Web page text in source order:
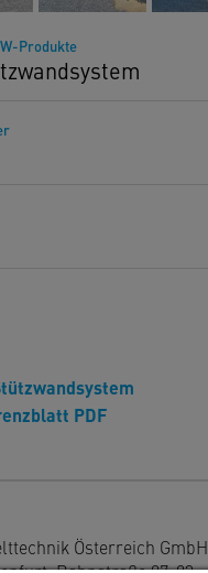
Produkte
PDF
Österreich GmbH